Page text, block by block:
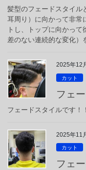
髪型のフェードスタイル
耳周り）に向かって非常
トし、トップに向かっ
差のない連続的な変化
2025年12
カット
フェ
フェードスタイルです！
2025年11
カット
フェ